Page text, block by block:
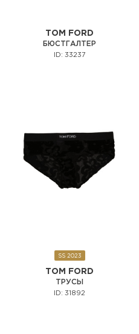
TOM FORD
БЮСТГАЛТЕР
ID: 33237
SS 2023
TOM FORD
ТРУСЫ
ID: 31892